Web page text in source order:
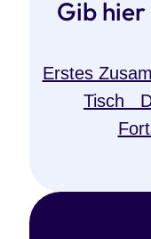
Gib
Erstes
Tisch